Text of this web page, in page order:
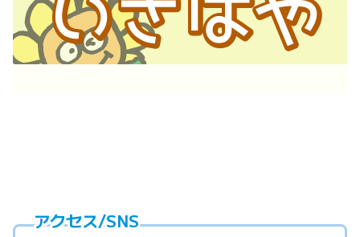
アクセス/SNS